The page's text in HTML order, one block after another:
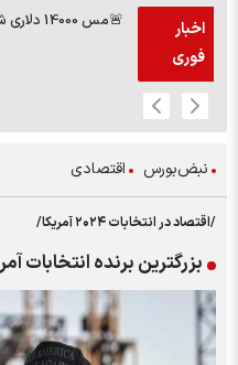
اخبار
فوری
🚨مس 14000 دلاری شد!
نبض‌بورس اقتصادی
/اقتصاد در انتخابات ۲۰۲۴ آمریکا/
بزرگترین برنده